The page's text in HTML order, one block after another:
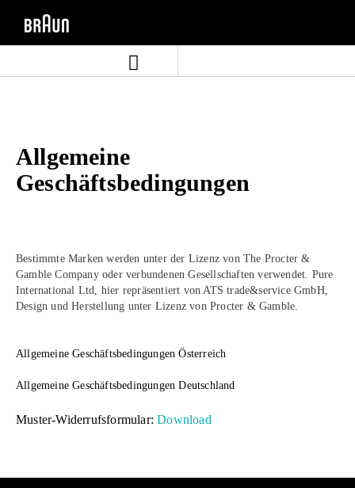
Inhalt
Navigationsmenü
Allgemeine
Geschäftsbedingungen
Bestimmte Marken werden unter der Lizenz von The Procter &
Gamble Company oder verbundenen Gesellschaften verwendet. Pure
International Ltd, hier repräsentiert von ATS trade&service GmbH,
Design und Herstellung unter Lizenz von Procter & Gamble.
Allgemeine Geschäftsbedingungen Österreich
Allgemeine Geschäftsbedingungen Deutschland
Muster-Widerrufsformular:Download